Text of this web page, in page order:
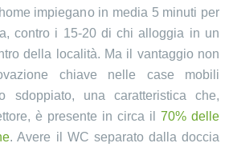
impiegano in media 5 minuti per
contro i 15-20 di chi alloggia in un
della località. Ma il vantaggio non
chiave nelle case mobili
sdoppiato, una caratteristica che,
è presente in circa il 70% delle
. Avere il WC separato dalla doccia